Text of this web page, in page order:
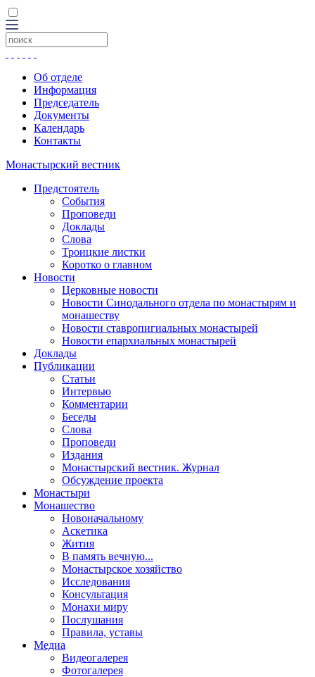
Об отделе
Информация
Председатель
Документы
Календарь
Контакты
Монастырский вестник
Предстоятель
События
Проповеди
Доклады
Слова
Троицкие листки
Коротко о главном
Новости
Церковные новости
Новости Синодального отдела по монастырям и
монашеству
Новости ставропигиальных монастырей
Новости епархиальных монастырей
Доклады
Публикации
Статьи
Интервью
Комментарии
Беседы
Слова
Проповеди
Издания
Монастырский вестник. Журнал
Обсуждение проекта
Монастыри
Монашество
Новоначальному
Аскетика
Жития
В память вечную...
Монастырское хозяйство
Исследования
Консультация
Монахи миру
Послушания
Правила, уставы
Медиа
Видеогалерея
Фотогалерея